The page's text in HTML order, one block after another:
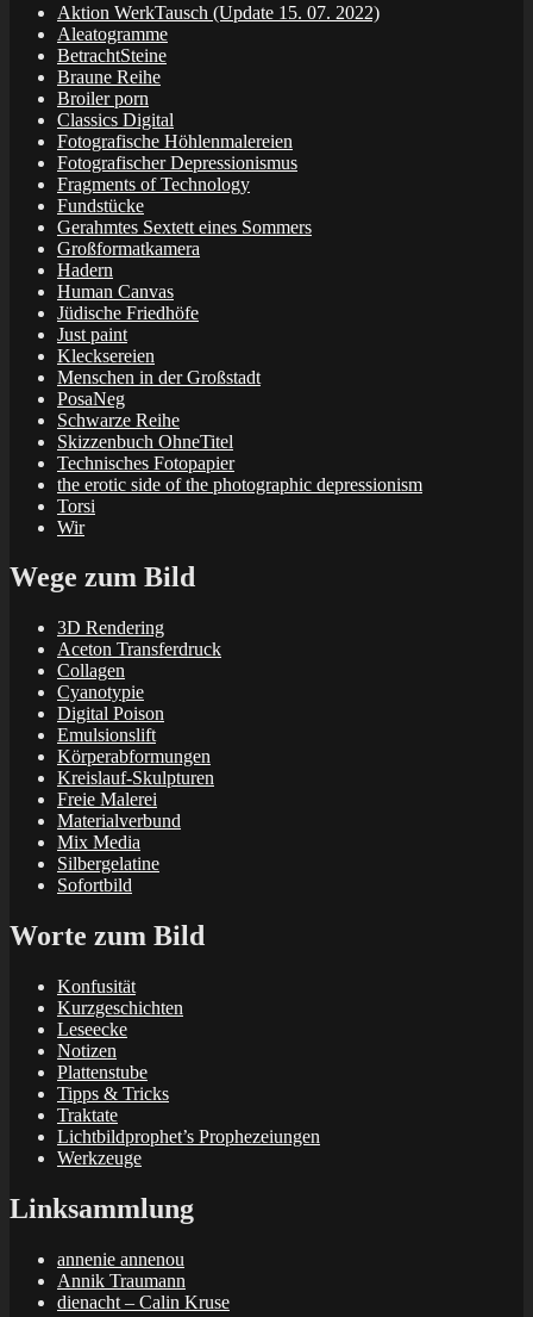
Aktion WerkTausch (Update 15. 07. 2022)
Aleatogramme
BetrachtSteine
Braune Reihe
Broiler porn
Classics Digital
Fotografische Höhlenmalereien
Fotografischer Depressionismus
Fragments of Technology
Fundstücke
Gerahmtes Sextett eines Sommers
Großformatkamera
Hadern
Human Canvas
Jüdische Friedhöfe
Just paint
Klecksereien
Menschen in der Großstadt
PosaNeg
Schwarze Reihe
Skizzenbuch OhneTitel
Technisches Fotopapier
the erotic side of the photographic depressionism
Torsi
Wir
Wege zum Bild
3D Rendering
Aceton Transferdruck
Collagen
Cyanotypie
Digital Poison
Emulsionslift
Körperabformungen
Kreislauf-Skulpturen
Freie Malerei
Materialverbund
Mix Media
Silbergelatine
Sofortbild
Worte zum Bild
Konfusität
Kurzgeschichten
Leseecke
Notizen
Plattenstube
Tipps & Tricks
Traktate
Lichtbildprophet’s Prophezeiungen
Werkzeuge
Linksammlung
annenie annenou
Annik Traumann
dienacht – Calin Kruse